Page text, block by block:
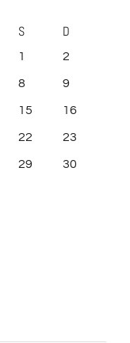
S D
1 2
8 9
15 16
22 23
29 30